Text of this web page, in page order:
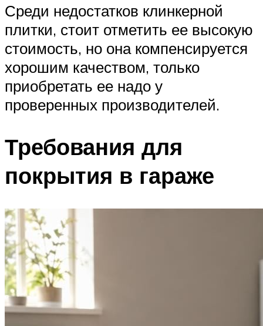
Среди недостатков клинкерной
плитки, стоит отметить ее высокую
стоимость, но она компенсируется
хорошим качеством, только
приобретать ее надо у
проверенных производителей.
Требования для
покрытия в гараже